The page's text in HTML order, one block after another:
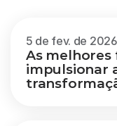
5 de fev. de 2026
As melhores
impulsionar